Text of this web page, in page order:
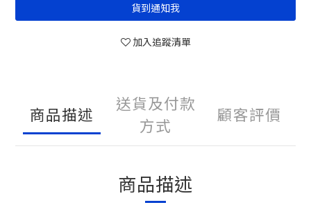
貨到通知我
加入追蹤清單
商品描述
送貨及付款
方式
顧客評價
商品描述